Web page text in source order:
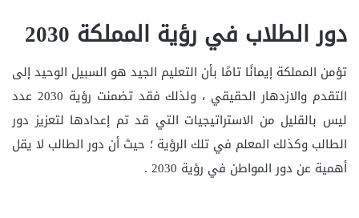
دور الطلاب في رؤية المملكة 2030
تؤمن المملكة إيمانًا تامًا بأن التعليم الجيد هو السبيل الوحيد إلى
التقدم والازدهار الحقيقي ، ولذلك فقد تضمنت رؤية 2030 عدد
ليس بالقليل من الاستراتيجيات التي قد تم إعدادها لتعزيز دور
الطالب وكذلك المعلم في تلك الرؤية ؛ حيث أن دور الطالب لا يقل
أهمية عن دور المواطن في رؤية 2030 .